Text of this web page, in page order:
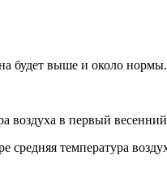
будет выше и около нормы.
воздуха в первый
температура